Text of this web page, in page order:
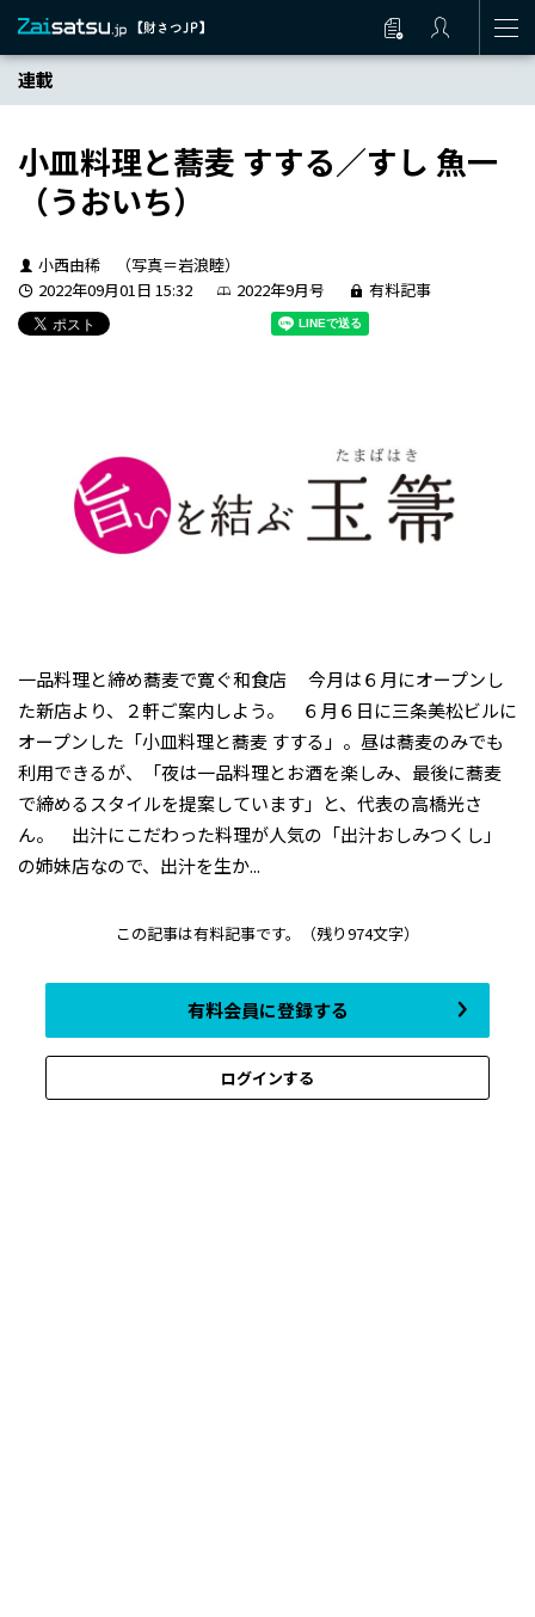
連載
小皿料理と蕎麦 すする／すし 魚一
（うおいち）
小西由稀 （写真＝岩浪睦）
2022年09月01日 15:32
2022年9月号 有料記事
一品料理と締め蕎麦で寛ぐ和食店 今月は６月にオープンし
た新店より、２軒ご案内しよう。 ６月６日に三条美松ビルに
オープンした「小皿料理と蕎麦 すする」。昼は蕎麦のみでも
利用できるが、「夜は一品料理とお酒を楽しみ、最後に蕎麦
で締めるスタイルを提案しています」と、代表の高橋光さ
ん。 出汁にこだわった料理が人気の「出汁おしみつくし」
の姉妹店なので、出汁を生か...
この記事は有料記事です。 （残り974文字）
有料会員に登録する
ログインする